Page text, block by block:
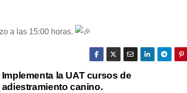
a las 15:00 horas.
Implementa la UAT cursos de
adiestramiento canino.